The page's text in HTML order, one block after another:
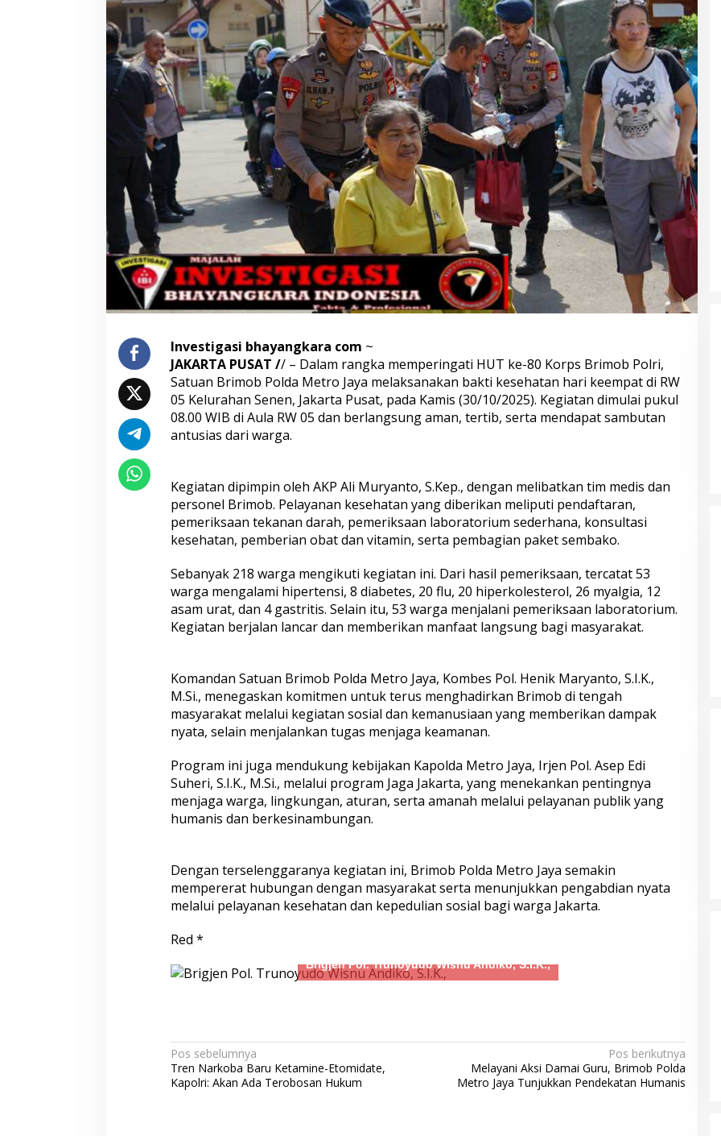
Investigasi bhayangkara com ~
JAKARTA PUSAT // – Dalam rangka memperingati HUT ke-80 Korps Brimob Polri,
Satuan Brimob Polda Metro Jaya melaksanakan bakti kesehatan hari keempat di RW
05 Kelurahan Senen, Jakarta Pusat, pada Kamis (30/10/2025). Kegiatan dimulai pukul
08.00 WIB di Aula RW 05 dan berlangsung aman, tertib, serta mendapat sambutan
antusias dari warga.
Kegiatan dipimpin oleh AKP Ali Muryanto, S.Kep., dengan melibatkan tim medis dan
personel Brimob. Pelayanan kesehatan yang diberikan meliputi pendaftaran,
pemeriksaan tekanan darah, pemeriksaan laboratorium sederhana, konsultasi
kesehatan, pemberian obat dan vitamin, serta pembagian paket sembako.
Sebanyak 218 warga mengikuti kegiatan ini. Dari hasil pemeriksaan, tercatat 53
warga mengalami hipertensi, 8 diabetes, 20 flu, 20 hiperkolesterol, 26 myalgia, 12
asam urat, dan 4 gastritis. Selain itu, 53 warga menjalani pemeriksaan laboratorium.
Kegiatan berjalan lancar dan memberikan manfaat langsung bagi masyarakat.
Komandan Satuan Brimob Polda Metro Jaya, Kombes Pol. Henik Maryanto, S.I.K.,
M.Si., menegaskan komitmen untuk terus menghadirkan Brimob di tengah
masyarakat melalui kegiatan sosial dan kemanusiaan yang memberikan dampak
nyata, selain menjalankan tugas menjaga keamanan.
Program ini juga mendukung kebijakan Kapolda Metro Jaya, Irjen Pol. Asep Edi
Suheri, S.I.K., M.Si., melalui program Jaga Jakarta, yang menekankan pentingnya
menjaga warga, lingkungan, aturan, serta amanah melalui pelayanan publik yang
humanis dan berkesinambungan.
Dengan terselenggaranya kegiatan ini, Brimob Polda Metro Jaya semakin
mempererat hubungan dengan masyarakat serta menunjukkan pengabdian nyata
melalui pelayanan kesehatan dan kepedulian sosial bagi warga Jakarta.
Red *
Brigjen Pol. Trunoyudo Wisnu Andiko, S.I.K.,
Navigasi
pos
Pos sebelumnya
Tren Narkoba Baru Ketamine-Etomidate,
Kapolri: Akan Ada Terobosan Hukum
Pos berikutnya
Melayani Aksi Damai Guru, Brimob Polda
Metro Jaya Tunjukkan Pendekatan Humanis
Seleksi Taruna Akpol Masuk Tahap
Akhir, Wakapolri Pimpin
Mengenal Brigjen Pol. Drs. Ahmad
Musthofa Kamal, S.H., Perwira
Rekam Jejak Pengabdian dari
Aceh hingga Mabes Polri
Polri Gandeng UPH dan Komdigi
Edukasi Mahasiswa Cegah Judi
Hadapi Ancaman Love Scamming
Era Digital Polri Gelar Dialog
Wakapolri: Bergabungnya Irjen
Pol. Susilo Teguh Raharjo ke UBISA
Perkuat Jejaring Nasional Pusat
Studi Kepolisian
Polda Metro Jaya Kembalikan 67
Kendaraan kepada Pemilik yang
Sah
Satreskim Polres Tasikmalaya
Kota Ungkap Kasus Curanmor,
Satu Pelaku Residivis Diamankan
Satreskrim Polres Tasikmalaya
Kota Amankan 3 Pelaku Kasus
Ganjal ATM Lintas Propinsi
Sambut Hari Bhayangkara ke-80,
Puslitbang Polri Salurkan 1.000
Kapolres Demak Satukan Langkah
Polresta Pati Beri Bantuan Air
Polresta Pati Gandeng Tokoh
Sukolilo